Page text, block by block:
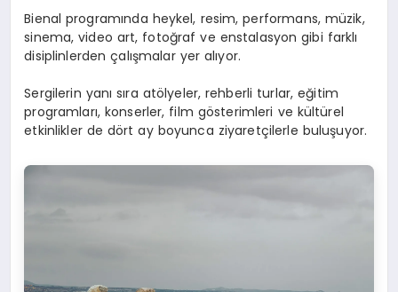
Bienal programında heykel, resim, performans, müzik,
sinema, video art, fotoğraf ve enstalasyon gibi farklı
disiplinlerden çalışmalar yer alıyor.
Sergilerin yanı sıra atölyeler, rehberli turlar, eğitim
programları, konserler, film gösterimleri ve kültürel
etkinlikler de dört ay boyunca ziyaretçilerle buluşuyor.